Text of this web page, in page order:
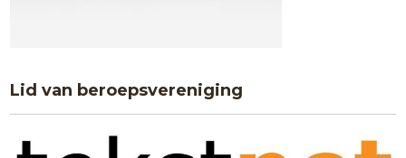
Lid van beroepsvereniging